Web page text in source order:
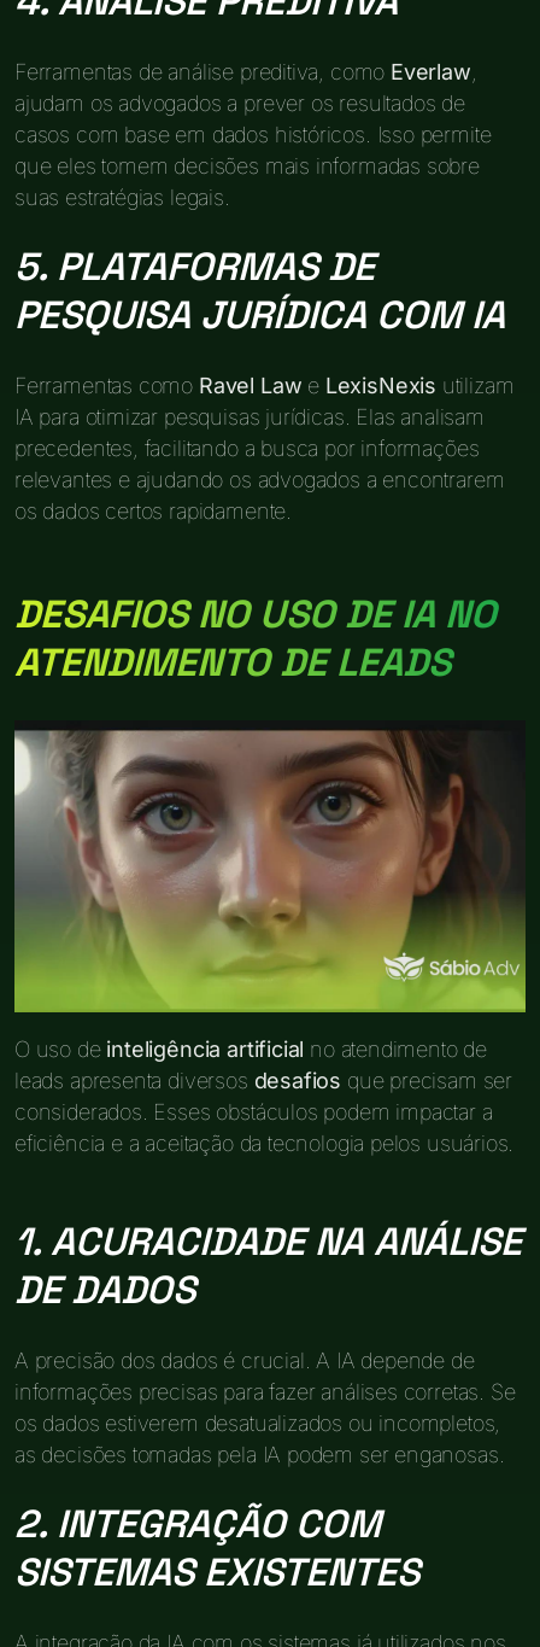
Ferramentas de análise preditiva, como Everlaw
ajudam os advogados a prever os resultados de
casos com base em dados históricos. Isso permite
que eles tomem decisões mais informadas sobre
suas estratégias legais.
5. PLATAFORMAS DE
PESQUISA JURÍDICA COM IA
Ferramentas como Ravel Law e LexisNexis utilizam
IA para otimizar pesquisas jurídicas. Elas analisam
precedentes, facilitando a busca por informações
relevantes e ajudando os advogados a encontrarem
os dados certos rapidamente.
DESAFIOS NO USO DE IA NO
ATENDIMENTO DE LEADS
O uso de inteligência artificial no atendimento de
leads apresenta diversos desafios que precisam ser
considerados. Esses obstáculos podem impactar a
eficiência e a aceitação da tecnologia pelos usuários.
1. ACURACIDADE NA ANÁLISE
DE DADOS
A precisão dos dados é crucial. A IA depende de
informações precisas para fazer análises corretas. Se
os dados estiverem desatualizados ou incompletos,
as decisões tomadas pela IA podem ser enganosas.
2. INTEGRAÇÃO COM
SISTEMAS EXISTENTES